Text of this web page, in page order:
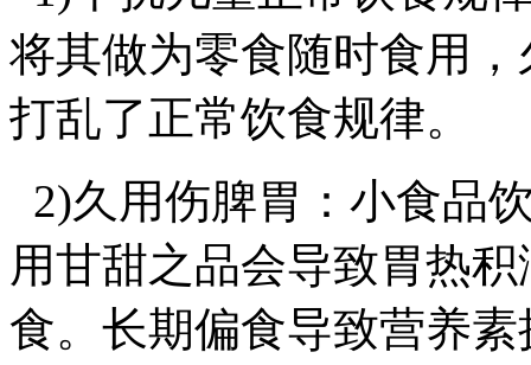
将其做为零食随时食用
打乱了正常饮食规律。
2)久用伤脾胃：小食品
用甘甜之品会导致胃热
食。长期偏食导致营养